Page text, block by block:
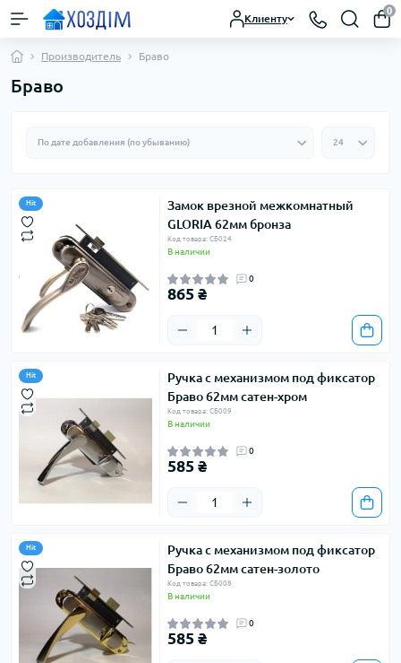
Клиенту
0
Производитель Браво
Браво
Hit
Замок врезной межкомнатный
GLORIA 62мм бронза
Код товара: СБ024
В наличии
0
865 ₴
Hit
Ручка с механизмом под фиксатор
Браво 62мм сатен-хром
Код товара: СБ009
В наличии
0
585 ₴
Hit
Ручка с механизмом под фиксатор
Браво 62мм сатен-золото
Код товара: СБ008
В наличии
0
585 ₴